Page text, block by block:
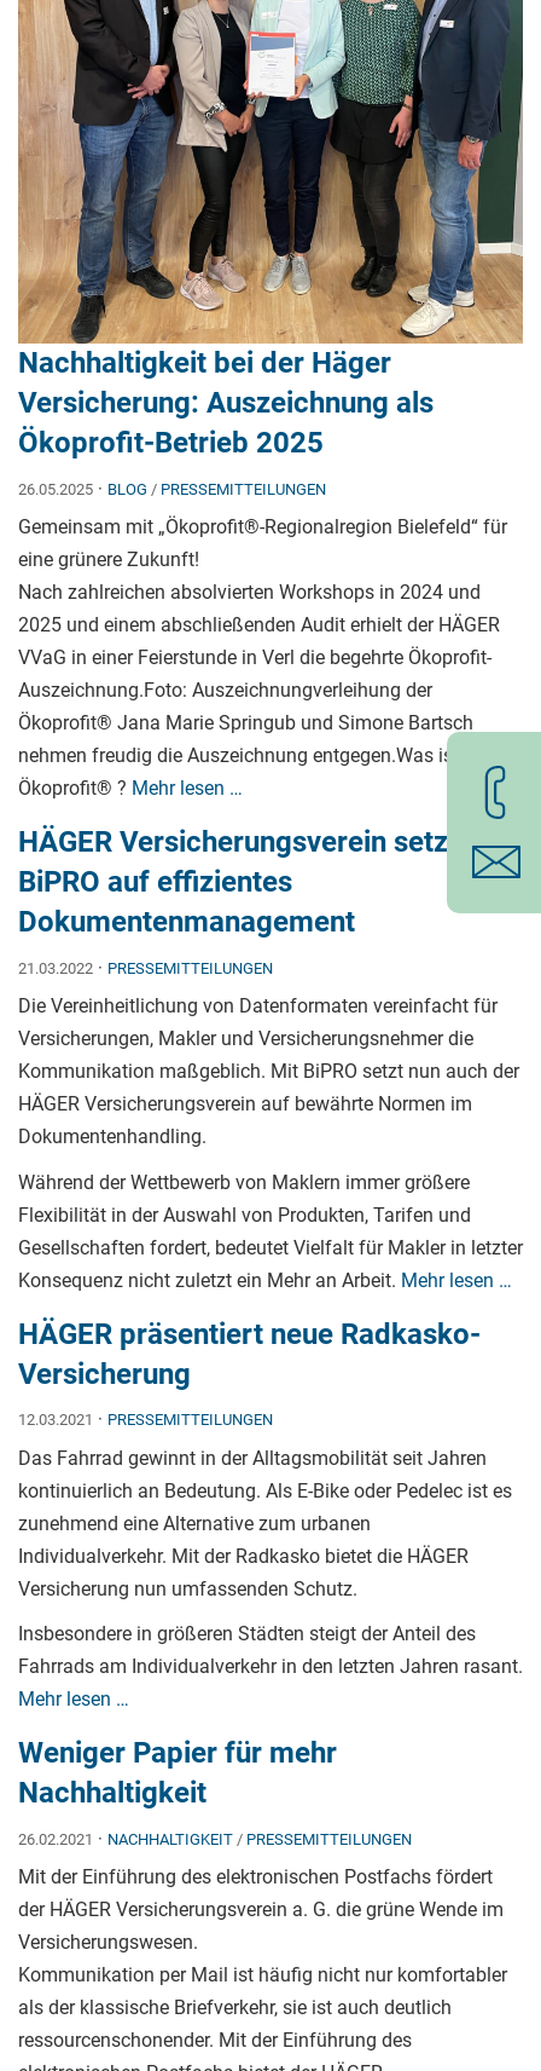
Nachhaltigkeit bei der Häger
Versicherung: Auszeichnung als
Ökoprofit-Betrieb 2025
26.05.2025 · BLOG / PRESSEMITTEILUNGEN
Gemeinsam mit „Ökoprofit®-Regionalregion Bielefeld“ für
eine grünere Zukunft!
Nach zahlreichen absolvierten Workshops in 2024 und
2025 und einem abschließenden Audit erhielt der HÄGER
VVaG in einer Feierstunde in Verl die begehrte Ökoprofit-
Auszeichnung.Foto: Auszeichnungverleihung der
Ökoprofit® Jana Marie Springub und Simone Bartsch
nehmen freudig die Auszeichnung entgegen.Was ist
Ökoprofit® ? Mehr lesen …
HÄGER Versicherungsverein setzt mit
BiPRO auf effizientes
Dokumentenmanagement
21.03.2022 · PRESSEMITTEILUNGEN
Die Vereinheitlichung von Datenformaten vereinfacht für
Versicherungen, Makler und Versicherungsnehmer die
Kommunikation maßgeblich. Mit BiPRO setzt nun auch der
HÄGER Versicherungsverein auf bewährte Normen im
Dokumentenhandling.
Während der Wettbewerb von Maklern immer größere
Flexibilität in der Auswahl von Produkten, Tarifen und
Gesellschaften fordert, bedeutet Vielfalt für Makler in letzter
Konsequenz nicht zuletzt ein Mehr an Arbeit. Mehr lesen …
HÄGER präsentiert neue Radkasko-
Versicherung
12.03.2021 · PRESSEMITTEILUNGEN
Das Fahrrad gewinnt in der Alltagsmobilität seit Jahren
kontinuierlich an Bedeutung. Als E-Bike oder Pedelec ist es
zunehmend eine Alternative zum urbanen
Individualverkehr. Mit der Radkasko bietet die HÄGER
Versicherung nun umfassenden Schutz.
Insbesondere in größeren Städten steigt der Anteil des
Fahrrads am Individualverkehr in den letzten Jahren rasant.
Mehr lesen …
Weniger Papier für mehr
Nachhaltigkeit
26.02.2021 · NACHHALTIGKEIT / PRESSEMITTEILUNGEN
Mit der Einführung des elektronischen Postfachs fördert
der HÄGER Versicherungsverein a. G. die grüne Wende im
Versicherungswesen.
Kommunikation per Mail ist häufig nicht nur komfortabler
als der klassische Briefverkehr, sie ist auch deutlich
ressourcenschonender. Mit der Einführung des